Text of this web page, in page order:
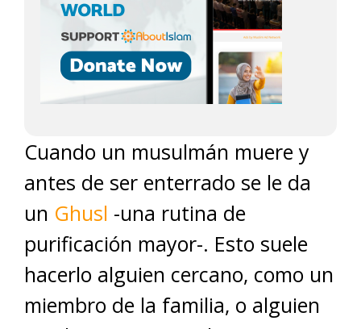
Cuando un musulmán muere y
antes de ser enterrado se le da
un Ghusl -una rutina de
purificación mayor-. Esto suele
hacerlo alguien cercano, como un
miembro de la familia, o alguien